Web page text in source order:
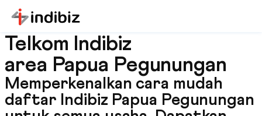
Telkom Indibiz
area Papua Pegunungan
Memperkenalkan cara mudah
daftar Indibiz Papua Pegunungan